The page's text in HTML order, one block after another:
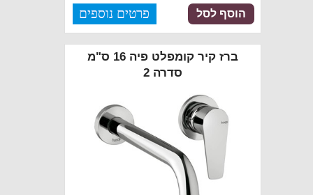
פרטים נוספים הוסף לסל
ברז קיר קומפלט פיה 16 ס"מ
סדרה 2